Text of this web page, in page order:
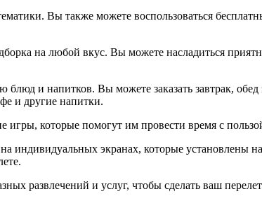
Вы также можете воспользоваться
на любой вкус. Вы можете насладиться
блюд и напитков. Вы можете заказать завтрак,
и другие напитки.
которые помогут им провести время с
индивидуальных экранах, которые установлены
развлечений и услуг, чтобы сделать ваш